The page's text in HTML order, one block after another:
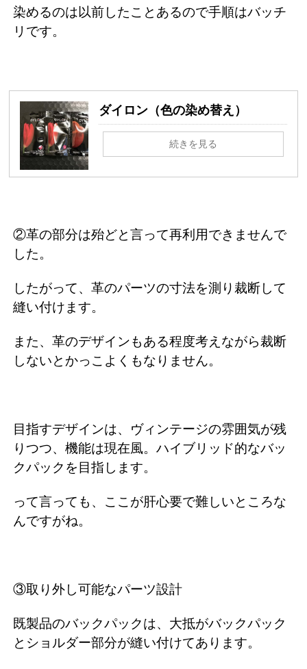
染めるのは以前したことあるので手順はバッチ
リです。
ダイロン（色の染め替え）
続きを見る
②革の部分は殆どと言って再利用できませんで
した。
したがって、革のパーツの寸法を測り裁断して
縫い付けます。
また、革のデザインもある程度考えながら裁断
しないとかっこよくもなりません。
目指すデザインは、ヴィンテージの雰囲気が残
りつつ、機能は現在風。ハイブリッド的なバッ
クパックを目指します。
って言っても、ここが肝心要で難しいところな
んですがね。
③取り外し可能なパーツ設計
既製品のバックパックは、大抵がバックパック
とショルダー部分が縫い付けてあります。